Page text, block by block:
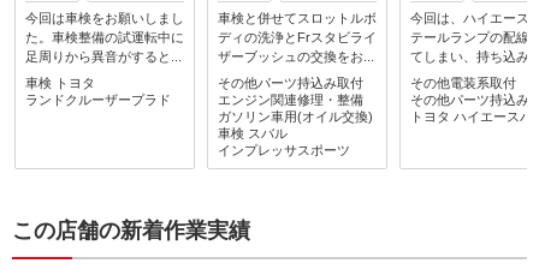
今回は車検をお願いしまし
た。車検整備の試運転中に
足周りから異音がするとの
連絡があり、原因としては
ショックアブソーバーのナ
ト部から錆が発生しており
び交換が必要になる可能性
車検
トヨタ
ランドクルーザープラド
車検と併せてスロットルボ
ディの洗浄とFrスタビライ
ザーブッシュの交換をお願
いしました。いつもながら
親切丁寧に対応して頂き、
作業も文句なし！お値段以
上ですね。費用も予想より
安く済みました(^_^)v
その他パーツ持込み取付
エンジン関連修理・整備
ガソリン車用(オイル交換)
車検 スバル
インプレッサスポーツ
今回は、ハイエース
テールランプの配線
てしまい、持ち込み
してもらいました。
者では対応できず断
しまい、カーコンサ
丁寧かつ迅速で2日間
その他電装系取付
その他パーツ持込み
トヨタ ハイエースバ
この店舗の新着作業実績